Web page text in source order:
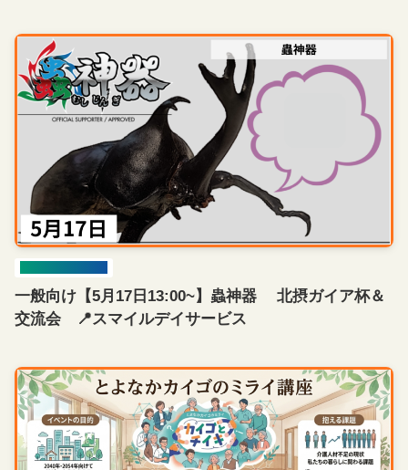
一般向け【5月17日13:00~】蟲神器 北摂ガイア杯＆
交流会 📍スマイルデイサービス